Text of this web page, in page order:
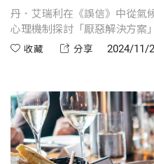
丹．艾瑞利在《誤信》中從氣
心理機制探討「厭惡解決方案
些解決方法，使用動機性推理
收藏 分享 2024/11/